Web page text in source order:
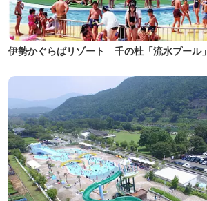
伊勢かぐらばリゾート 千の杜「流水プール」